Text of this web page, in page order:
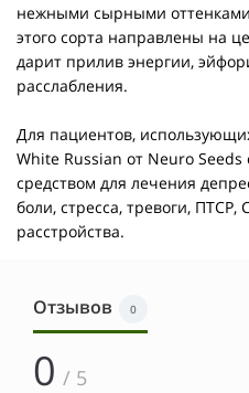
нежными сырными
этого сорта направлены на
дарит прилив энергии,
расслабления.
Для пациентов,
White Russian от Neuro
средством для лечения
боли, стресса, тревоги,
расстройства.
Отзывов 0
0 / 5